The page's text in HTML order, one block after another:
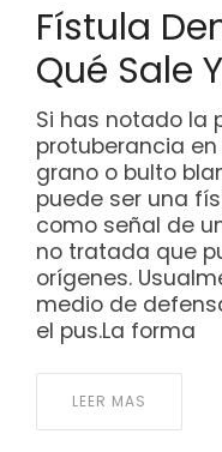
Fístula
Qué Sale
Si has notado la
protuberancia
grano o bulto
puede ser una
como señal de
no tratada que
orígenes.
medio de
el pus.La forma
LEER MAS